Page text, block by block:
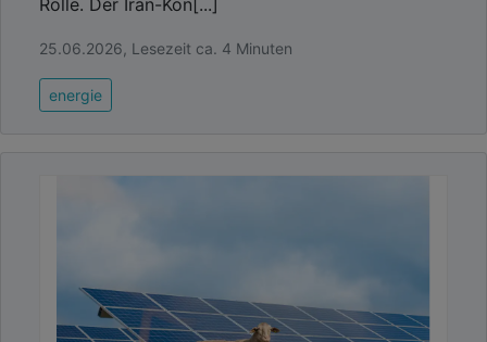
Rolle. Der Iran-Kon[...]
25.06.2026, Lesezeit ca. 4 Minuten
energie